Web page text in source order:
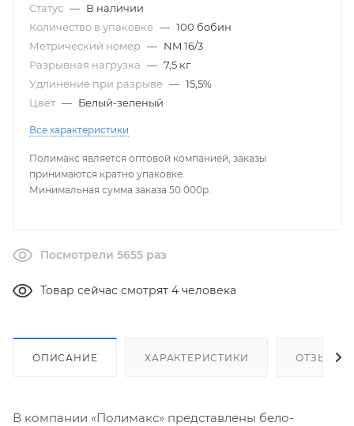
Статус — В наличии
Количество в упаковке — 100 бобин
Метрический номер — NM 16/3
Разрывная нагрузка — 7,5 кг
Удлинение при разрыве — 15,5%
Цвет — Белый-зеленый
Все характеристики
Полимакс является оптовой компанией, заказы
принимаются кратно упаковке.
Минимальная сумма заказа 50 000р.
Посмотрели 5655 раз
Товар сейчас смотрят 4 человека
ОПИСАНИЕ ХАРАКТЕРИСТИКИ ОТЗЫВЫ
В компании «Полимакс» представлены бело-